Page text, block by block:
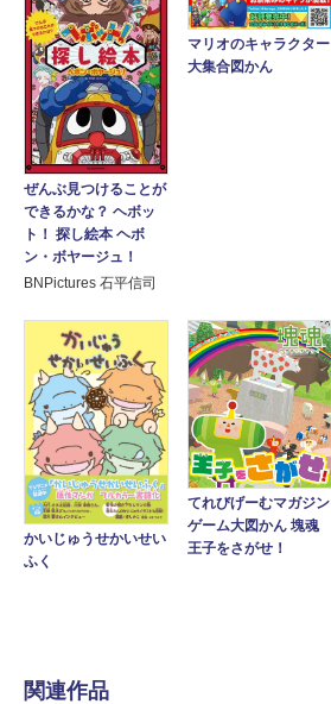
ぜんぶ見つけることが
できるかな？ ヘボッ
ト！ 探し絵本 ヘボ
ン・ボヤージュ！
BNPictures 石平信司
マリオのキャラクター
大集合図かん
かいじゅうせかいせい
ふく
てれびげーむマガジン
ゲーム大図かん 塊魂
王子をさがせ！
関連作品